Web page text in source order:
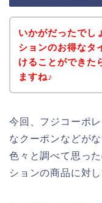
いかがだったでし
ションのお得なタ
けることができた
ますね♪
今回、フジコーポ
なクーポンなどが
色々と調べて思っ
ションの商品に対